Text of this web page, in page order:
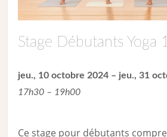
Stage Débutants Yoga
jeu., 10 octobre 2024 – jeu., 31
17h30 – 19h00
Ce stage pour débutants